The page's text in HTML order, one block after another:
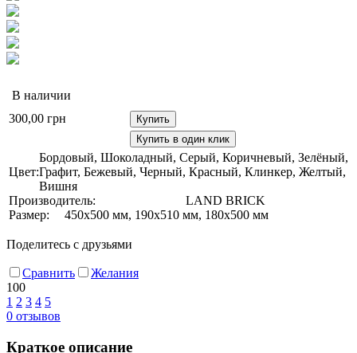
В наличии
300,00 грн
Купить
Купить в один клик
Цвет:
Бордовый, Шоколадный, Серый, Коричневый, Зелёный,
Графит, Бежевый, Черный, Красный, Клинкер, Желтый,
Вишня
Производитель:
LAND BRICK
Размер:
450х500 мм, 190х510 мм, 180х500 мм
Поделитесь с друзьями
Сравнить
Желания
100
1 2 3 4 5
0 отзывов
Краткое описание